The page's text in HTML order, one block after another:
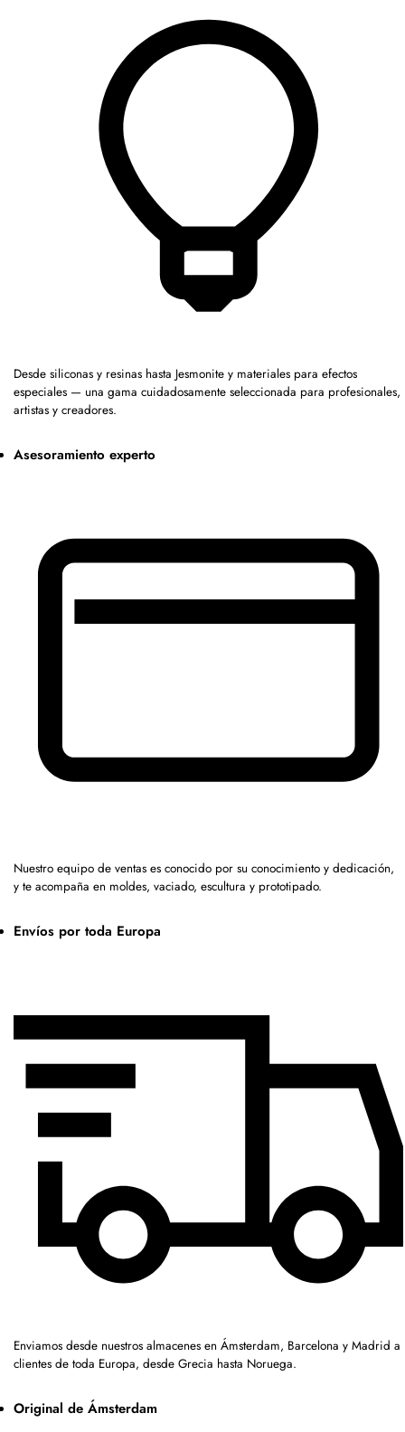
Desde siliconas y resinas hasta Jesmonite y materiales para efectos
especiales — una gama cuidadosamente seleccionada para profesionales,
artistas y creadores.
Asesoramiento experto
Nuestro equipo de ventas es conocido por su conocimiento y dedicación,
y te acompaña en moldes, vaciado, escultura y prototipado.
Envíos por toda Europa
Enviamos desde nuestros almacenes en Ámsterdam, Barcelona y Madrid a
clientes de toda Europa, desde Grecia hasta Noruega.
Original de Ámsterdam